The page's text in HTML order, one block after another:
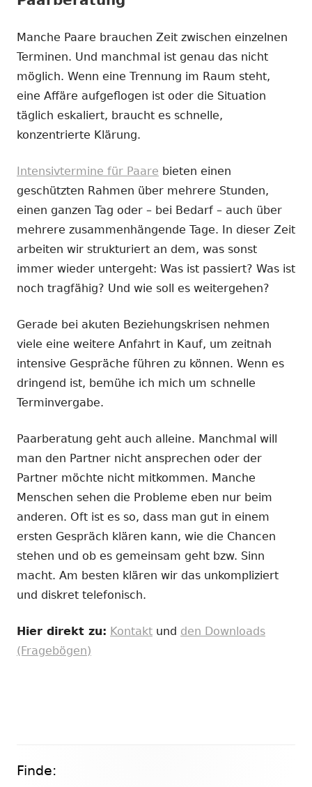
Manche Paare brauchen Zeit zwischen einzelnen
Terminen. Und manchmal ist genau das nicht
möglich. Wenn eine Trennung im Raum steht,
eine Affäre aufgeflogen ist oder die Situation
täglich eskaliert, braucht es schnelle,
konzentrierte Klärung.
Intensivtermine für Paare bieten einen
geschützten Rahmen über mehrere Stunden,
einen ganzen Tag oder – bei Bedarf – auch über
mehrere zusammenhängende Tage. In dieser Zeit
arbeiten wir strukturiert an dem, was sonst
immer wieder untergeht: Was ist passiert? Was ist
noch tragfähig? Und wie soll es weitergehen?
Gerade bei akuten Beziehungskrisen nehmen
viele eine weitere Anfahrt in Kauf, um zeitnah
intensive Gespräche führen zu können. Wenn es
dringend ist, bemühe ich mich um schnelle
Terminvergabe.
Paarberatung geht auch alleine. Manchmal will
man den Partner nicht ansprechen oder der
Partner möchte nicht mitkommen. Manche
Menschen sehen die Probleme eben nur beim
anderen. Oft ist es so, dass man gut in einem
ersten Gespräch klären kann, wie die Chancen
stehen und ob es gemeinsam geht bzw. Sinn
macht. Am besten klären wir das unkompliziert
und diskret telefonisch.
Hier direkt zu: Kontakt und den Downloads
(Fragebögen)
Haupt-
Finde: